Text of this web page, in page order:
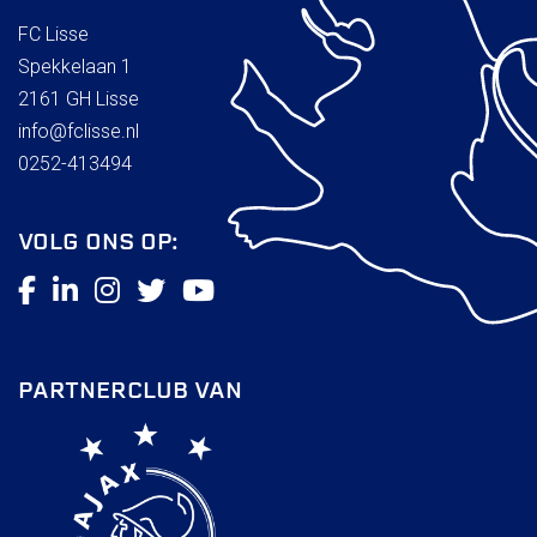
Uitschrijven
Over FC Lisse
Organisatie
Informatie voor de Pers
Onze historie
Fysiotherapie voor leden
Sportiviteit & respect
Contributie
Gevonden voorwerpen
Verenigingsdocumenten
Teams
FC Lisse
Spekkelaan 1
2161 GH Lisse
info@fclisse.nl
0252-413494
VOLG ONS OP:
PARTNERCLUB VAN